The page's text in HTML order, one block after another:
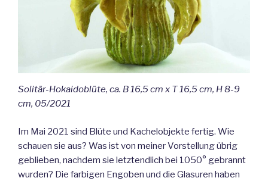
Solitär-Hokaidoblüte, ca. B 16,5 cm x T 16,5 cm, H 8-9
cm, 05/2021
Im Mai 2021 sind Blüte und Kachelobjekte fertig. Wie
schauen sie aus? Was ist von meiner Vorstellung übrig
geblieben, nachdem sie letztendlich bei 1050° gebrannt
wurden? Die farbigen Engoben und die Glasuren haben